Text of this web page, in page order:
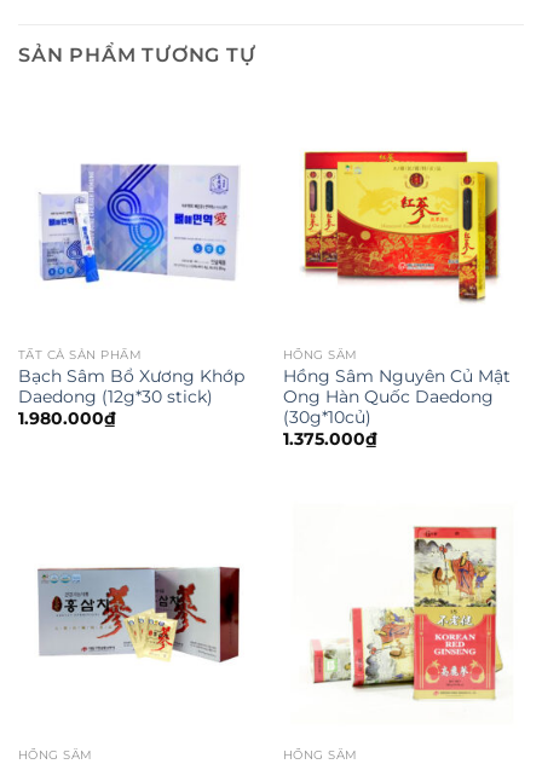
SẢN PHẨM TƯƠNG TỰ
TẤT CẢ SẢN PHẨM
Bạch Sâm Bổ Xương Khớp
Daedong (12g*30 stick)
1.980.000₫
HỒNG SÂM
Hồng Sâm Nguyên Củ Mật
Ong Hàn Quốc Daedong
(30g*10củ)
1.375.000₫
HỒNG SÂM HỒNG SÂM